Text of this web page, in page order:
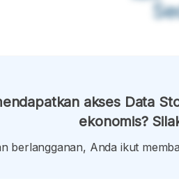
akses Data
ekonomis?
berlangganan, Anda ikut